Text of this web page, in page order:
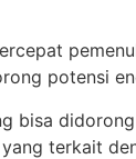
potensi
bisa
terkait